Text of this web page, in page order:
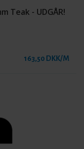
Teak - UDGÅR!
163,50 DKK/M